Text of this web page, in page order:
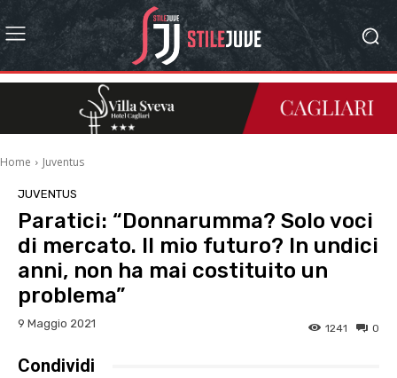
Home Juventus
JUVENTUS
Paratici: “Donnarumma? Solo voci
di mercato. Il mio futuro? In undici
anni, non ha mai costituito un
problema”
9 Maggio 2021 0
1241
Condividi